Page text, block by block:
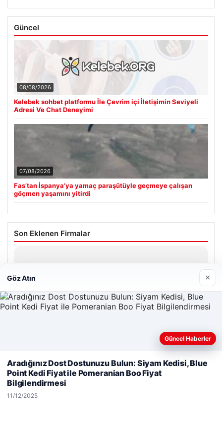
Güncel
08/08/2026
Kelebek sohbet platformu İle Çevrim içi İletişimin Seviyeli
Adresi Ve Chat Deneyimi
07/08/2026
Fas’tan İspanya’ya yamaç paraşütüyle geçmeye çalışan
göçmen yaşamını yitirdi
Son Eklenen Firmalar
deneyiminizi kişiselleştirmek ve geliştirmek amacıyla çerezler
kullanıyoruz.Çerez Politikamız
Reddet
Göz Atın ×
Güncel Haberler
Aradığınız Dost Dostunuzu Bulun: Siyam Kedisi, Blue
Point Kedi Fiyat ile Pomeranian Boo Fiyat
Bilgilendirmesi
11/12/2025
Yeminli Tercüman|Malta Dil Okulu|lemagrup.com.tr
Maç İzle